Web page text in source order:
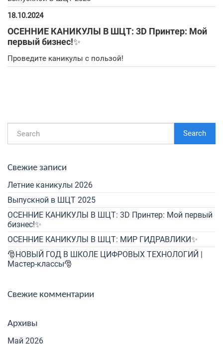
18.10.2024
ОСЕННИЕ КАНИКУЛЫ В ШЦТ: 3D Принтер: Мой
первый бизнес!✨
Проведите каникулы с пользой!
Search
Свежие записи
Летние каникулы 2026
Выпускной в ШЦТ 2025
ОСЕННИЕ КАНИКУЛЫ В ШЦТ: 3D Принтер: Мой первый
бизнес!✨
ОСЕННИЕ КАНИКУЛЫ В ШЦТ: МИР ГИДРАВЛИКИ✨
🎅НОВЫЙ ГОД В ШКОЛЕ ЦИФРОВЫХ ТЕХНОЛОГИЙ |
Мастер-классы🎅
Свежие комментарии
Архивы
Май 2026